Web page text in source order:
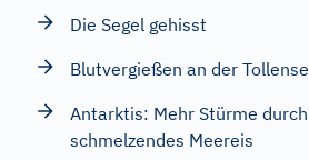
Die Segel gehisst
Blutvergießen an der Tollense
Antarktis: Mehr Stürme durch
schmelzendes Meereis